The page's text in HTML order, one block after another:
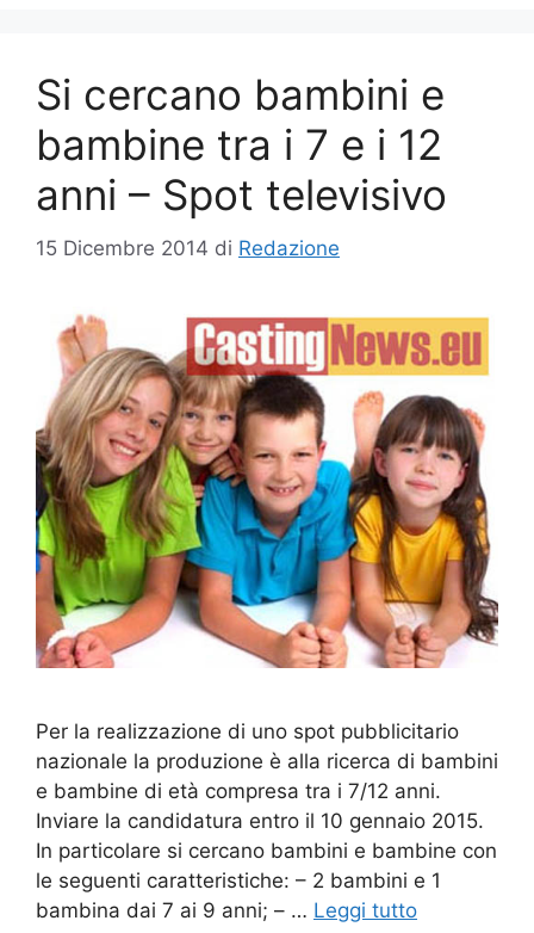
Si cercano bambini e
bambine tra i 7 e i 12
anni – Spot televisivo
15 Dicembre 2014 di Redazione
Per la realizzazione di uno spot pubblicitario
nazionale la produzione è alla ricerca di bambini
e bambine di età compresa tra i 7/12 anni.
Inviare la candidatura entro il 10 gennaio 2015.
In particolare si cercano bambini e bambine con
le seguenti caratteristiche: – 2 bambini e 1
bambina dai 7 ai 9 anni; – … Leggi tutto